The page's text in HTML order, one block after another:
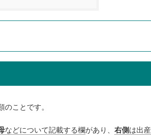
ことです。
などについて記載する欄があり、 右側は出産